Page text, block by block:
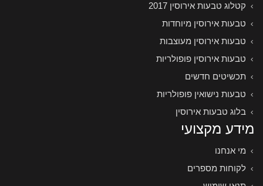
קטלוג טבעות אירוסין 2017
טבעות אירוסין מיוחדות
טבעות אירוסין מעוצבות
טבעות אירוסין פופולריות
תכשיטים חדשים
טבעות נישואין פופולריות
בלוג טבעות אירוסין
מידע מקצועי
מי אנחנו
לקוחות מספרים